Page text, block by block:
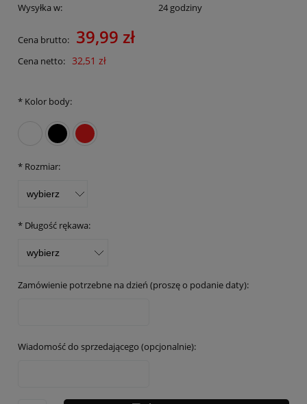
Wysyłka w:
24 godziny
Cena brutto: 39,99 zł
Cena netto: 32,51 zł
* Kolor body:
* Rozmiar:
* Długość rękawa:
Zamówienie potrzebne na dzień (proszę o podanie daty):
Wiadomość do sprzedającego (opcjonalnie):